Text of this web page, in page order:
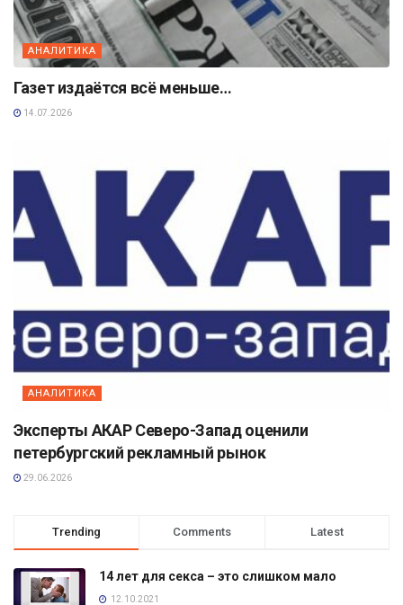
АНАЛИТИКА
Газет издаётся всё меньше…
14.07.2026
АНАЛИТИКА
Эксперты АКАР Северо-Запад оценили
петербургский рекламный рынок
29.06.2026
Trending Comments Latest
14 лет для секса – это слишком мало
12.10.2021